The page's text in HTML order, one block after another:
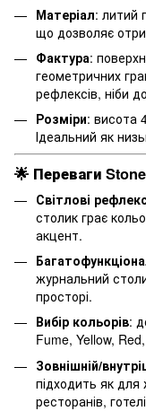
Матеріал: литий
що дозволяє
Фактура:
геометричних
рефлексів, ніби
Розміри: висота
Ідеальний як
🌟 Переваги Stone
Світлові
столик грає
акцент.
журнальний
просторі.
Вибір кольорів:
Fume, Yellow, Red,
Зовнішній/
підходить як для
ресторанів,